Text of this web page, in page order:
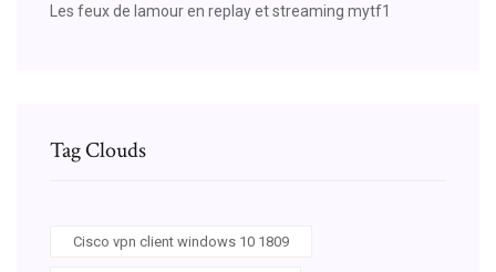
Les feux de lamour en replay et streaming mytf1
Tag Clouds
Cisco vpn client windows 10 1809